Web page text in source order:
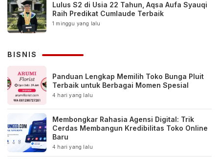
Lulus S2 di Usia 22 Tahun, Aqsa Aufa Syauqi
Raih Predikat Cumlaude Terbaik
1 minggu yang lalu
BISNIS
Panduan Lengkap Memilih Toko Bunga Pluit
Terbaik untuk Berbagai Momen Spesial
4 hari yang lalu
Membongkar Rahasia Agensi Digital: Trik
Cerdas Membangun Kredibilitas Toko Online
Baru
4 hari yang lalu